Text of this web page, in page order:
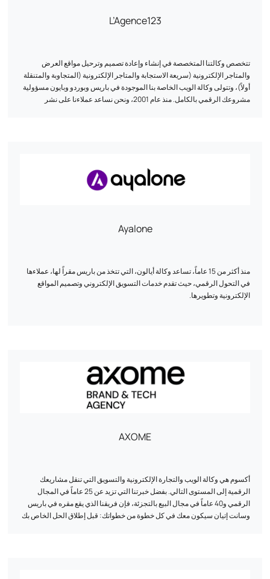
L’Agence123
تتخصص وكالتنا المتخصصة في إنشاء وإعادة تصميم وترحيل مواقع العرض
والمتاجر الإلكترونية (سريعة الاستجابة والمتاجر الإلكترونية (المتجاوبة والمتنقلة
أولاً)، وتتولى وكالة الويب الخاصة بنا الموجودة في باريس وبوردو وبايون مسؤولية
مشروعك الرقمي بالكامل. منذ عام 2001، ونحن نساعد عملاءنا على نشر
رقمية على مختلف أنظمة إدارة المحتوى (CMS) في السوق التي نحن معتمدون
لها (Prestashop، ووردبريس وMagento، وJoomla، إلخ)، مما يساعد على
Ayalone
منذ أكثر من 15 عاماً، تساعد وكالة أيالون، التي تتخذ من باريس مقراً لها، عملاءها
في التحول الرقمي، حيث تقدم خدمات التسويق الإلكتروني وتصميم المواقع
الإلكترونية وتطويرها.
- تصميم الويب: نقوم بإنشاء تصميمات مريحة وجمالية تعكس الهوية الفريدة
- الخبرة: يراقب فريقنا اتجاهات الويب لتقديم المشورة لك واقتراح التطورات
المستمرة.
- خدمة شخصية: في Ayalone، مدير المشروع المخصص هو نقطة الاتصال الوحيدة
AXOME
أكسوم هي وكالة الويب والتجارة الإلكترونية والتسويق التي تنقل مشاريعك
الرقمية إلى المستوى التالي. بفضل خبرتنا التي تزيد عن 25 عاماً في المجال
الرقمي و40 عاماً في مجال البيع بالتجزئة، فإن فريقنا الذي يقع مقره في باريس
وسانت إتيان سيكون معك في كل خطوة من خطواتك: قبل إطلاق الحل الخاص بك